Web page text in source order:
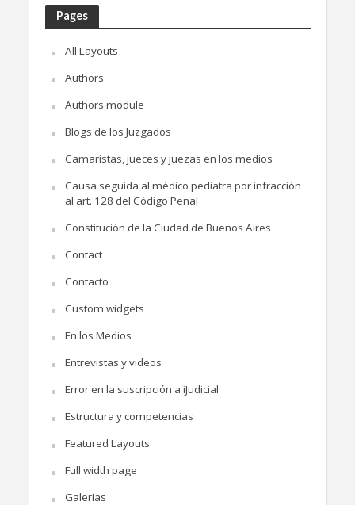
Pages
All Layouts
Authors
Authors module
Blogs de los Juzgados
Camaristas, jueces y juezas en los medios
Causa seguida al médico pediatra por infracción
al art. 128 del Código Penal
Constitución de la Ciudad de Buenos Aires
Contact
Contacto
Custom widgets
En los Medios
Entrevistas y videos
Error en la suscripción a iJudicial
Estructura y competencias
Featured Layouts
Full width page
Galerías